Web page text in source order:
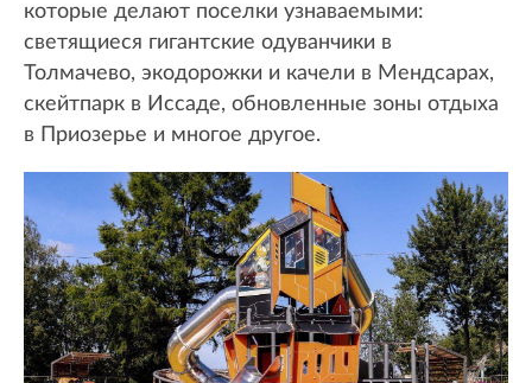
которые делают поселки узнаваемыми:
светящиеся гигантские одуванчики в
Толмачево, экодорожки и качели в Мендсарах,
скейтпарк в Иссаде, обновленные зоны отдыха
в Приозерье и многое другое.